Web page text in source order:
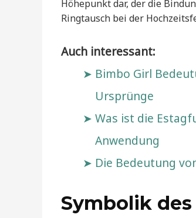
Höhepunkt dar, der die
Ringtausch bei der
Auch interessant:
Bimbo Girl
Ursprünge
Was ist die
Anwendung
Die Bedeutung
Symbolik